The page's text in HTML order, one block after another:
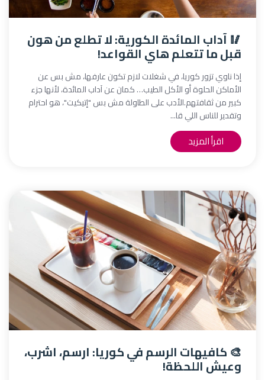
🥢 آداب المائدة الكورية: لا تطلع من هون
قبل ما تتعلم هاي القواعد!
إذا ناوي تزور كوريا، في شغلات لازم تكون عارفها، مش بس عن
الأماكن الحلوة أو الأكل الطيب… كمان عن آداب المائدة، لأنها جزء
كبير من ثقافتهم.الأدب على الطاولة مش بس "إتيكيت"، هو احترام
وتقدير للناس اللي قا...
اقرأ المزيد
🎨 كافيهات الرسم في كوريا: ارسم، اشرب،
وعيش اللحظة!